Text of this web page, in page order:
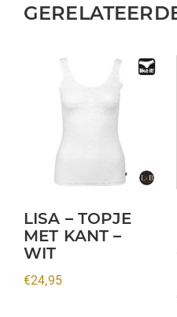
LISA – TOPJE
MET KANT –
WIT
€24,95
product
variaties.
kan
gekozen
worden
op